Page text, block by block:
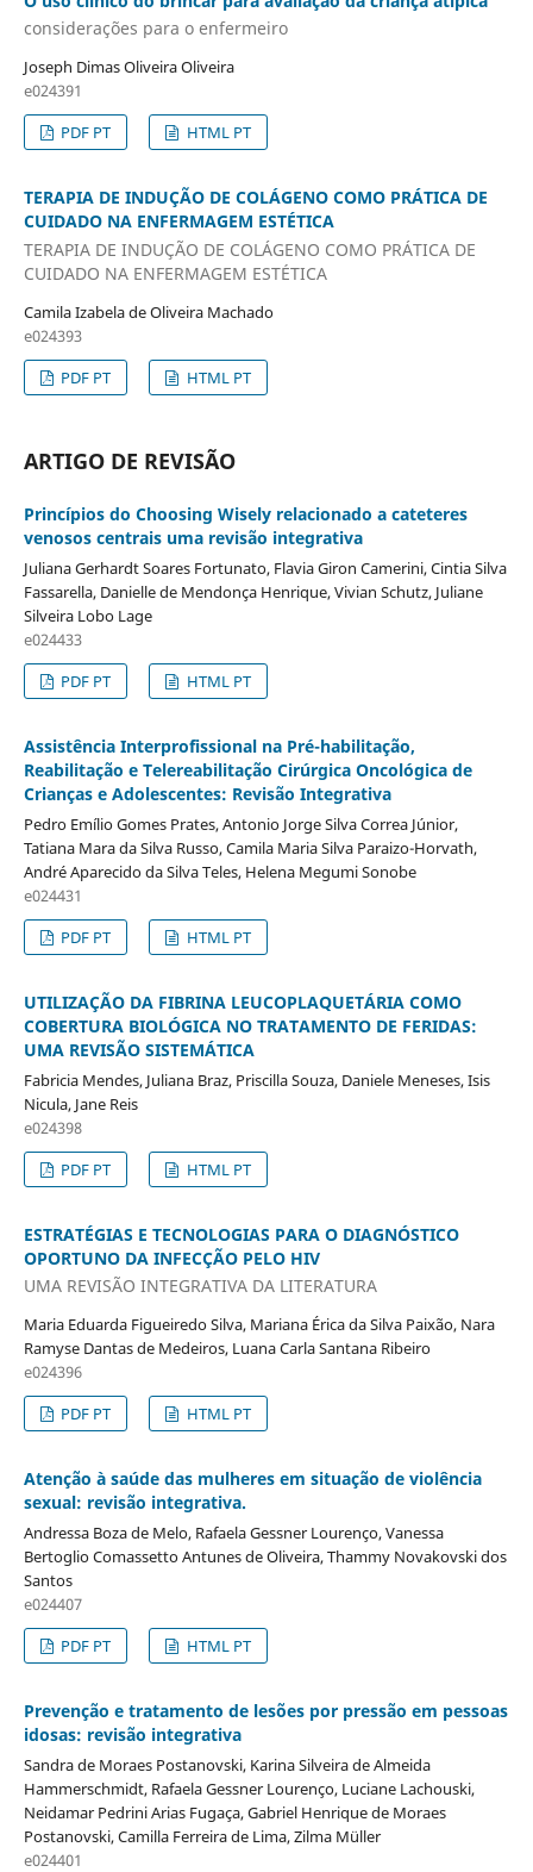
considerações para o enfermeiro
Joseph Dimas Oliveira Oliveira
e024391
PDF PT
HTML PT
TERAPIA DE INDUÇÃO DE COLÁGENO COMO PRÁTICA DE
CUIDADO NA ENFERMAGEM ESTÉTICA
TERAPIA DE INDUÇÃO DE COLÁGENO COMO PRÁTICA DE
CUIDADO NA ENFERMAGEM ESTÉTICA
Camila Izabela de Oliveira Machado
e024393
PDF PT
HTML PT
ARTIGO DE REVISÃO
Princípios do Choosing Wisely relacionado a cateteres
venosos centrais uma revisão integrativa
Juliana Gerhardt Soares Fortunato, Flavia Giron Camerini, Cintia Silva
Fassarella, Danielle de Mendonça Henrique, Vivian Schutz, Juliane
Silveira Lobo Lage
e024433
PDF PT
HTML PT
Assistência Interprofissional na Pré-habilitação,
Reabilitação e Telereabilitação Cirúrgica Oncológica de
Crianças e Adolescentes: Revisão Integrativa
Pedro Emílio Gomes Prates, Antonio Jorge Silva Correa Júnior,
Tatiana Mara da Silva Russo, Camila Maria Silva Paraizo-Horvath,
André Aparecido da Silva Teles, Helena Megumi Sonobe
e024431
PDF PT
HTML PT
UTILIZAÇÃO DA FIBRINA LEUCOPLAQUETÁRIA COMO
COBERTURA BIOLÓGICA NO TRATAMENTO DE FERIDAS:
UMA REVISÃO SISTEMÁTICA
Fabricia Mendes, Juliana Braz, Priscilla Souza, Daniele Meneses, Isis
Nicula, Jane Reis
e024398
PDF PT
HTML PT
ESTRATÉGIAS E TECNOLOGIAS PARA O DIAGNÓSTICO
OPORTUNO DA INFECÇÃO PELO HIV
UMA REVISÃO INTEGRATIVA DA LITERATURA
Maria Eduarda Figueiredo Silva, Mariana Érica da Silva Paixão, Nara
Ramyse Dantas de Medeiros, Luana Carla Santana Ribeiro
e024396
PDF PT
HTML PT
Atenção à saúde das mulheres em situação de violência
sexual: revisão integrativa.
Andressa Boza de Melo, Rafaela Gessner Lourenço, Vanessa
Bertoglio Comassetto Antunes de Oliveira, Thammy Novakovski dos
Santos
e024407
PDF PT
HTML PT
Prevenção e tratamento de lesões por pressão em pessoas
idosas: revisão integrativa
Sandra de Moraes Postanovski, Karina Silveira de Almeida
Hammerschmidt, Rafaela Gessner Lourenço, Luciane Lachouski,
Neidamar Pedrini Arias Fugaça, Gabriel Henrique de Moraes
Postanovski, Camilla Ferreira de Lima, Zilma Müller
e024401